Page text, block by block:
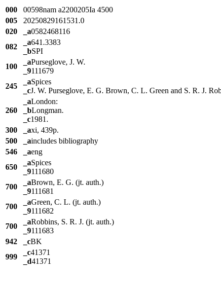
000
00598nam a2200205Ia 4500
005
20250829161531.0
020
_a0582468116
082
_a641.3383
_bSPI
100
_aPurseglove, J. W.
_9111679
245
_aSpices
_cJ. W. Purseglove, E. G. Brown, C. L. Green and S. R. J.
260
_aLondon:
_bLongman.
_c1981.
300
_axi, 439p.
500
_aincludes bibliography
546
_aeng
650
_aSpices
_9111680
700
_aBrown, E. G. (jt. auth.)
_9111681
700
_aGreen, C. L. (jt. auth.)
_9111682
700
_aRobbins, S. R. J. (jt. auth.)
_9111683
942
_cBK
999
_c41371
_d41371